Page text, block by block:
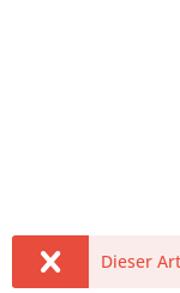
Dieser